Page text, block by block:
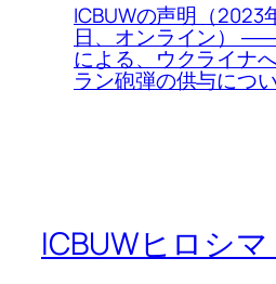
ICBUWの声明（2023
日、オンライン）
による、ウクライナ
ラン砲弾の供与につ
ICBUWヒロシ